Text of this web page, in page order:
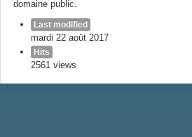
domaine public.
Last modified
mardi 22 août 2017
Hits
2561 views